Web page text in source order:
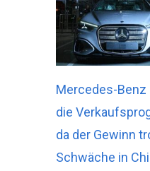
Mercedes-Benz
die
da der Gewinn
Schwäche in